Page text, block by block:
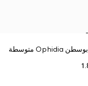
حقيبة بوسطن Ophidia متوسطة